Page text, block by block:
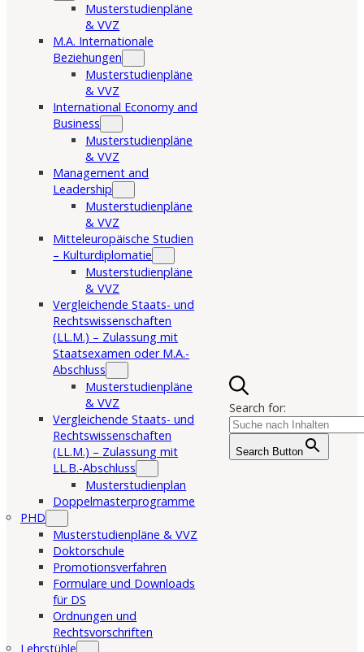
Musterstudienpläne
& VVZ
M.A. Internationale
Beziehungen
Musterstudienpläne
& VVZ
International Economy and
Business
Musterstudienpläne
& VVZ
Management and
Leadership
Musterstudienpläne
& VVZ
Mitteleuropäische Studien
– Kulturdiplomatie
Musterstudienpläne
& VVZ
Vergleichende Staats- und
Rechtswissenschaften
(LL.M.) – Zulassung mit
Staatsexamen oder M.A.-
Abschluss
Musterstudienpläne
& VVZ
Vergleichende Staats- und
Rechtswissenschaften
(LL.M.) – Zulassung mit
LL.B.-Abschluss
Musterstudienplan
Doppelmasterprogramme
PHD
Musterstudienpläne & VVZ
Doktorschule
Promotionsverfahren
Formulare und Downloads
für DS
Ordnungen und
Rechtsvorschriften
Lehrstühle
Search for:
Search Button